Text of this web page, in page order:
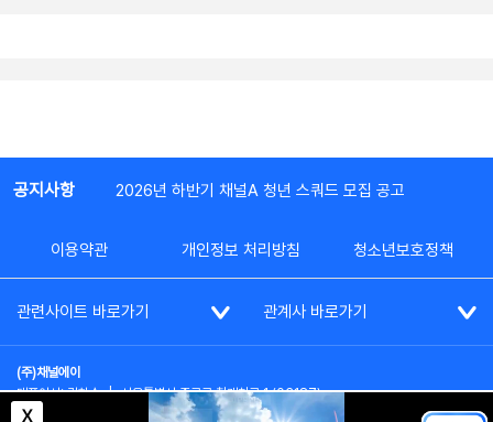
X
공지사항 2026년 하반기 채널A 청년 스쿼드 모집 공고
이용약관 개인정보 처리방침 청소년보호정책
관련사이트 바로가기 관계사 바로가기
(주)채널에이
대표이사: 김차수 | 서울특별시 종로구 청계천로 1 (03187)
부가통신사업신고: 022357호
| 사업자등록번호: 101-86-62787